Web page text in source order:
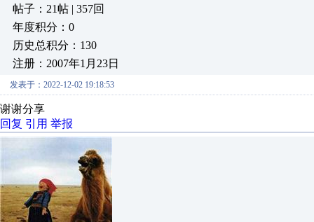
帖子：21帖 | 357回
年度积分：0
历史总积分：130
注册：2007年1月23日
发表于：2022-12-02 19:18:53
谢谢分享
回复 引用 举报